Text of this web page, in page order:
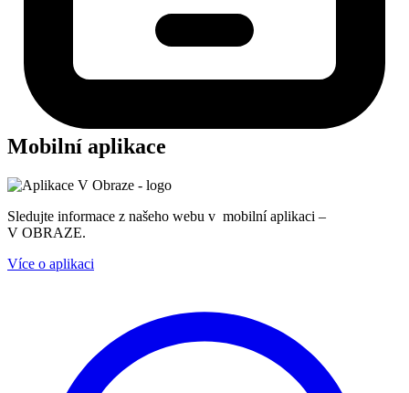
Mobilní aplikace
Sledujte informace z našeho webu v mobilní aplikaci –
V OBRAZE.
Více o aplikaci